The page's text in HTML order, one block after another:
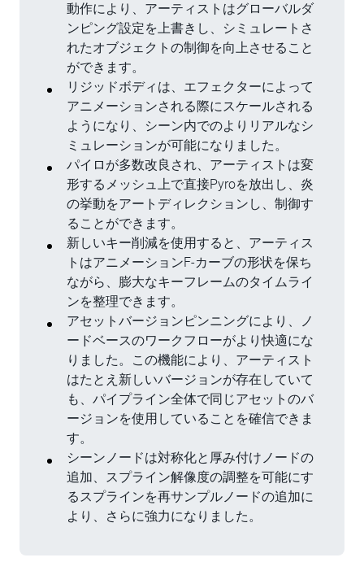
動作により、アーティストはグローバルダ
ンピング設定を上書きし、シミュレートさ
れたオブジェクトの制御を向上させること
ができます。
リジッドボディは、エフェクターによって
アニメーションされる際にスケールされる
ようになり、シーン内でのよりリアルなシ
ミュレーションが可能になりました。
パイロが多数改良され、アーティストは変
形するメッシュ上で直接Pyroを放出し、炎
の挙動をアートディレクションし、制御す
ることができます。
新しいキー削減を使用すると、アーティス
トはアニメーションF-カーブの形状を保ち
ながら、膨大なキーフレームのタイムライ
ンを整理できます。
アセットバージョンピンニングにより、ノ
ードベースのワークフローがより快適にな
りました。この機能により、アーティスト
はたとえ新しいバージョンが存在していて
も、パイプライン全体で同じアセットのバ
ージョンを使用していることを確信できま
す。
シーンノードは対称化と厚み付けノードの
追加、スプライン解像度の調整を可能にす
るスプラインを再サンプルノードの追加に
より、さらに強力になりました。